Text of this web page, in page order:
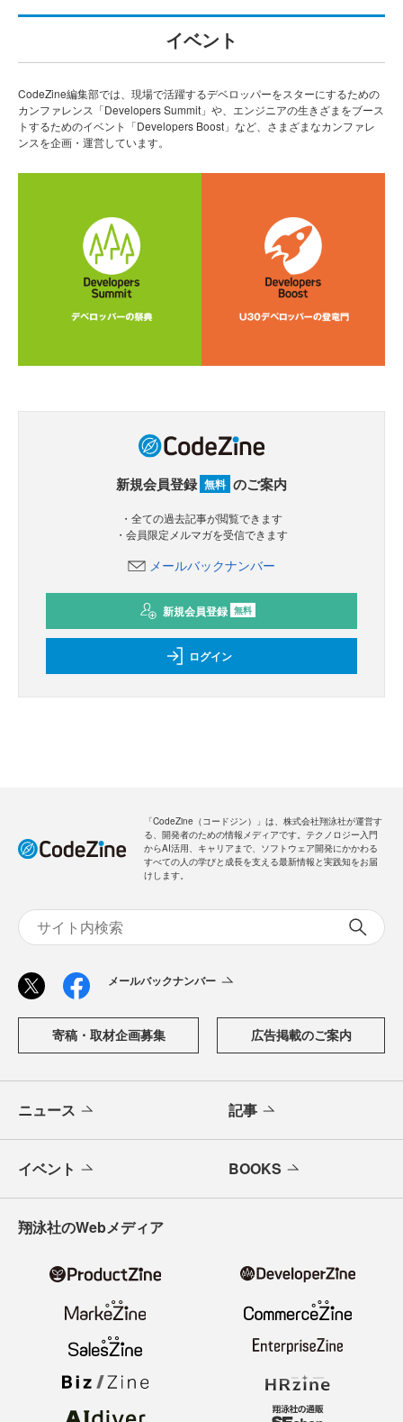
イベント
CodeZine編集部では、現場で活躍するデベロッパーをスターにするための
カンファレンス「Developers Summit」や、エンジニアの生きざまをブース
トするためのイベント「Developers Boost」など、さまざまなカンファレ
ンスを企画・運営しています。
新規会員登録 無料 のご案内
・全ての過去記事が閲覧できます
・会員限定メルマガを受信できます
メールバックナンバー
新規会員登録 無料
ログイン
「CodeZine（コードジン）」は、株式会社翔泳社が運営す
る、開発者のための情報メディアです。テクノロジー入門
からAI活用、キャリアまで、ソフトウェア開発にかかわる
すべての人の学びと成長を支える最新情報と実践知をお届
けします。
メールバックナンバー
寄稿・取材企画募集 広告掲載のご案内
ニュース 記事
イベント BOOKS
翔泳社のWebメディア